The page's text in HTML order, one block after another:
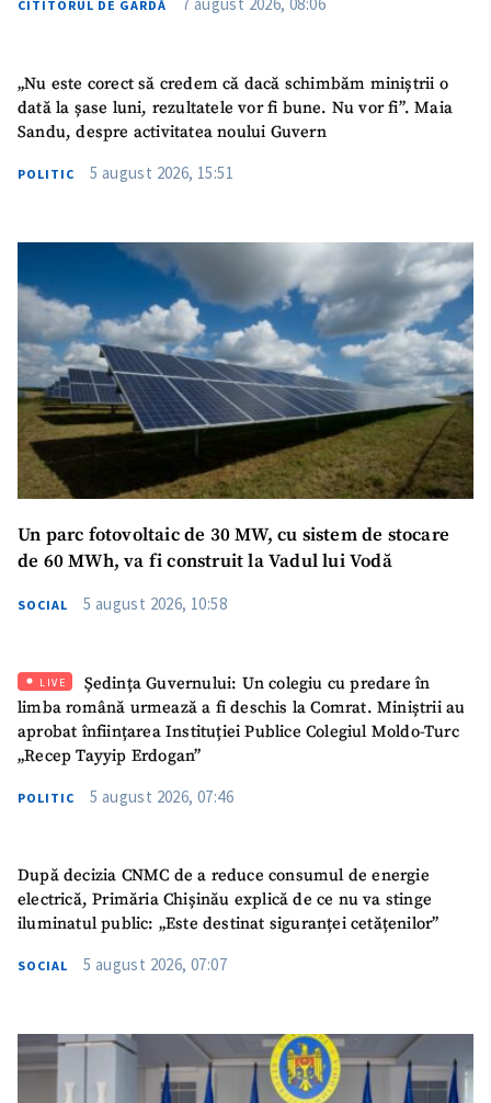
CITITORUL DE GARDĂ 7 august 2026, 08:06
„Nu este corect să credem că dacă schimbăm miniștrii o
dată la șase luni, rezultatele vor fi bune. Nu vor fi”. Maia
Sandu, despre activitatea noului Guvern
POLITIC 5 august 2026, 15:51
Un parc fotovoltaic de 30 MW, cu sistem de stocare
de 60 MWh, va fi construit la Vadul lui Vodă
SOCIAL 5 august 2026, 10:58
LIVE
Ședința Guvernului: Un colegiu cu predare în
limba română urmează a fi deschis la Comrat. Miniștrii au
aprobat înființarea Instituției Publice Colegiul Moldo-Turc
„Recep Tayyip Erdogan”
POLITIC 5 august 2026, 07:46
După decizia CNMC de a reduce consumul de energie
electrică, Primăria Chișinău explică de ce nu va stinge
iluminatul public: „Este destinat siguranței cetățenilor”
SOCIAL 5 august 2026, 07:07
Telefon
+ Telefon personal
Am citit și sunt de
TRIMITE ȘTIREA